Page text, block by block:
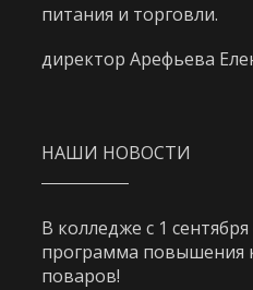
питания и торговли.
директор Арефьева
НАШИ НОВОСТИ
В колледже с 1
программа повышения
поваров!